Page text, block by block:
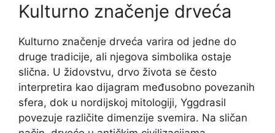
Kulturno značenje drveća
Kulturno značenje drveća varira od jedne do
druge tradicije, ali njegova simbolika ostaje
slična. U židovstvu, drvo života se često
interpretira kao dijagram međusobno povezanih
sfera, dok u nordijskoj mitologiji, Yggdrasil
povezuje različite dimenzije svemira. Na sličan